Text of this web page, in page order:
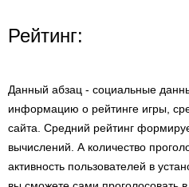
Рейтинг:
Данный абзац - социальные
информацию о рейтинге игры,
сайта. Средний рейтинг
вычислений. А количество
активность пользователей в